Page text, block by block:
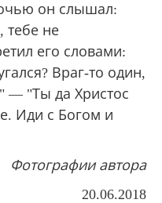
он слышал:
тебе не
его словами:
Враг-то один,
— "Ты да Христос
Иди с Богом и
Фотографии автора
20.06.2018